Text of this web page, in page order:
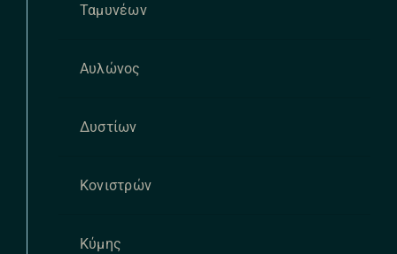
Ταμυνέων
Αυλώνος
Δυστίων
Κονιστρών
Κύμης